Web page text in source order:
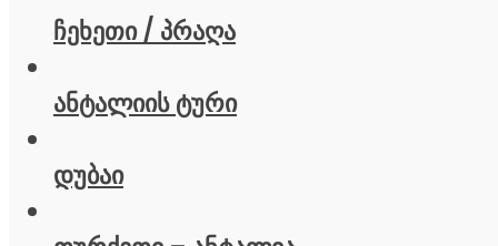
ჩეხეთი / პრაღა
ანტალიის ტური
დუბაი